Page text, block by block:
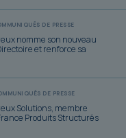
DE PRESSE
nomme son nouveau
et renforce sa
DE PRESSE
Solutions, membre
Produits Structurés